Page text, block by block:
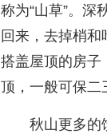
称为“山草”。深
回来，去掉梢和
搭盖屋顶的房子
顶，一般可保二
秋山更多的